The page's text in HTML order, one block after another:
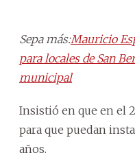
Sepa más:Mauricio
para locales de San
municipal
Insistió en que en el
para que puedan
años.